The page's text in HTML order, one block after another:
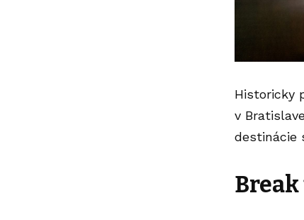
Historicky
v
destinácie